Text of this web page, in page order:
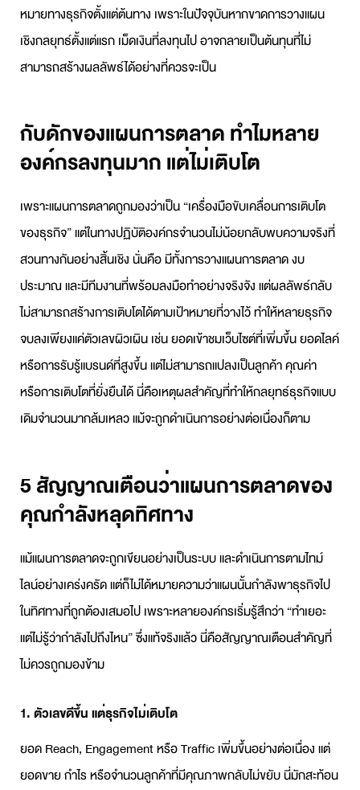
หมายทางธุรกิจตั้งแต่ต้นทาง เพราะในปัจจุบันหากขาดการวางแผน
เชิงกลยุทธ์ตั้งแต่แรก เม็ดเงินที่ลงทุนไป อาจกลายเป็นต้นทุนที่ไม่
สามารถสร้างผลลัพธ์ได้อย่างที่ควรจะเป็น
กับดักของแผนการตลาด ทำไมหลาย
องค์กรลงทุนมาก แต่ไม่เติบโต
เพราะแผนการตลาดถูกมองว่าเป็น “เครื่องมือขับเคลื่อนการเติบโต
ของธุรกิจ” แต่ในทางปฏิบัติองค์กรจำนวนไม่น้อยกลับพบความจริงที่
สวนทางกันอย่างสิ้นเชิง นั่นคือ มีทั้งการวางแผนการตลาดงบ
ประมาณ และมีทีมงานที่พร้อมลงมือทำอย่างจริงจัง แต่ผลลัพธ์กลับ
ไม่สามารถสร้างการเติบโตได้ตามเป้าหมายที่วางไว้ ทำให้หลายธุรกิจ
จบลงเพียงแค่ตัวเลขผิวเผิน เช่น ยอดเข้าชมเว็บไซต์ที่เพิ่มขึ้น ยอดไลค์
หรือการรับรู้แบรนด์ที่สูงขึ้น แต่ไม่สามารถแปลงเป็นลูกค้า คุณค่า
หรือการเติบโตที่ยั่งยืนได้ นี่คือเหตุผลสำคัญที่ทำให้กลยุทธ์ธุรกิจแบบ
เดิมจำนวนมากล้มเหลว แม้จะถูกดำเนินการอย่างต่อเนื่องก็ตาม
5 สัญญาณเตือนว่าแผนการตลาดของ
คุณกำลังหลุดทิศทาง
แม้แผนการตลาดจะถูกเขียนอย่างเป็นระบบ และดำเนินการตามไทม์
ไลน์อย่างเคร่งครัด แต่ก็ไม่ได้หมายความว่าแผนนั้นกำลังพาธุรกิจไป
ในทิศทางที่ถูกต้องเสมอไป เพราะหลายองค์กรเริ่มรู้สึกว่า “ทำเยอะ
แต่ไม่รู้ว่ากำลังไปถึงไหน” ซึ่งแท้จริงแล้ว นี่คือสัญญาณเตือนสำคัญที่
ไม่ควรถูกมองข้าม
1. ตัวเลขดีขึ้น แต่ธุรกิจไม่เติบโต
ยอด Reach, Engagement หรือ Traffic เพิ่มขึ้นอย่างต่อเนื่อง แต่
ยอดขาย กำไร หรือจำนวนลูกค้าที่มีคุณภาพกลับไม่ขยับ นี่มักสะท้อน